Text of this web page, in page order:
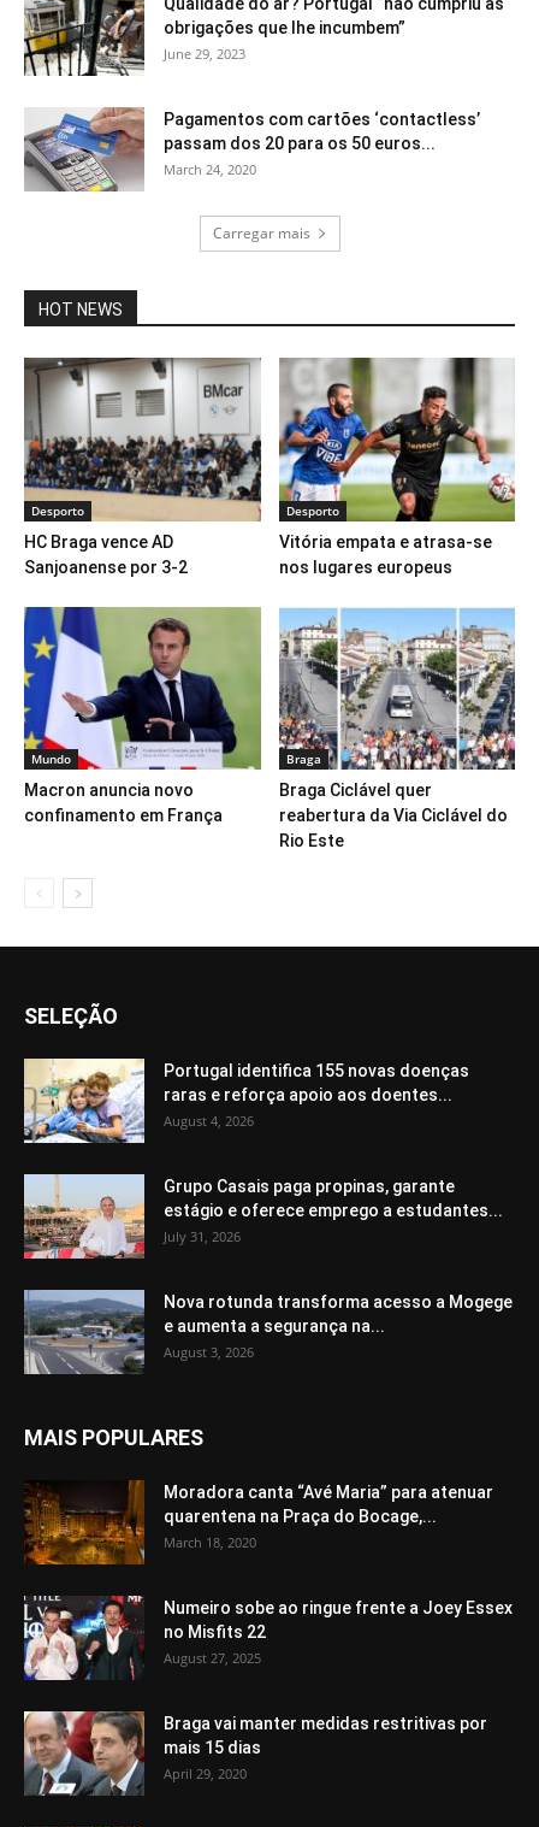
Qualidade do ar? Portugal “não cumpriu as
obrigações que lhe incumbem”
June 29, 2023
Pagamentos com cartões ‘contactless’
passam dos 20 para os 50 euros...
March 24, 2020
Carregar mais
HOT NEWS
Desporto
HC Braga vence AD
Sanjoanense por 3-2
Desporto
Vitória empata e atrasa-se
nos lugares europeus
Mundo
Macron anuncia novo
confinamento em França
Braga
Braga Ciclável quer
reabertura da Via Ciclável do
Rio Este
SELEÇÃO
Portugal identifica 155 novas doenças
raras e reforça apoio aos doentes...
August 4, 2026
Grupo Casais paga propinas, garante
estágio e oferece emprego a estudantes...
July 31, 2026
Nova rotunda transforma acesso a Mogege
e aumenta a segurança na...
August 3, 2026
MAIS POPULARES
Moradora canta “Avé Maria” para atenuar
quarentena na Praça do Bocage,...
March 18, 2020
Numeiro sobe ao ringue frente a Joey Essex
no Misfits 22
August 27, 2025
Braga vai manter medidas restritivas por
mais 15 dias
April 29, 2020